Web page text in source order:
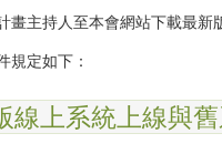
畫主持人至本會網站下載最新
規定如下：
線上系統上線與